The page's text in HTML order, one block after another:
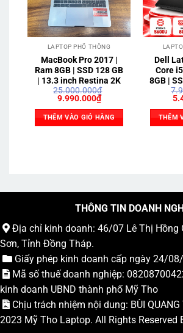
LAPTOP PHỔ THÔNG
MacBook Pro 2017 |
Ram 8GB | SSD 128 GB
| 13.3 inch Restina 2K
25.000.000₫
Giá
là:
25.000.000₫.
9.990.000₫Giá
hiện
tại
là:
9.990.000₫.
THÊM VÀO GIỎ HÀNG
Dell
Core
8GB |
là:
THÊM
THÔNG TIN DOANH
Địa chỉ kinh doanh: 46/07 Lê Thị Hồng
Sơn, Tỉnh Đồng Tháp.
Giấy phép kinh doanh cấp ngày 24/
Mã số thuế doanh nghiệp:
kinh doanh UBND thành phố Mỹ Tho
Chịu trách nhiệm nội dung: BÙI
2023 Mỹ Tho Laptop. All Rights Reserved